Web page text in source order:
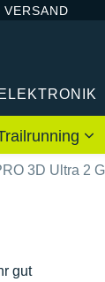
ELEKTRONIK
3D Ultra 2
gut